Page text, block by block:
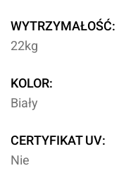
WYTRZYMAŁOŚĆ:
22kg
KOLOR:
Biały
CERTYFIKAT UV:
Nie